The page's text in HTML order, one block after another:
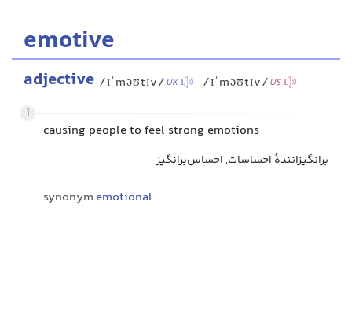
emotive
adjective /ɪˈməʊtɪv/UK /ɪˈməʊtɪv/US
1
causing people to feel strong emotions
برانگیزانندهٔ احساسات, احساس‌برانگیز
synonym emotional